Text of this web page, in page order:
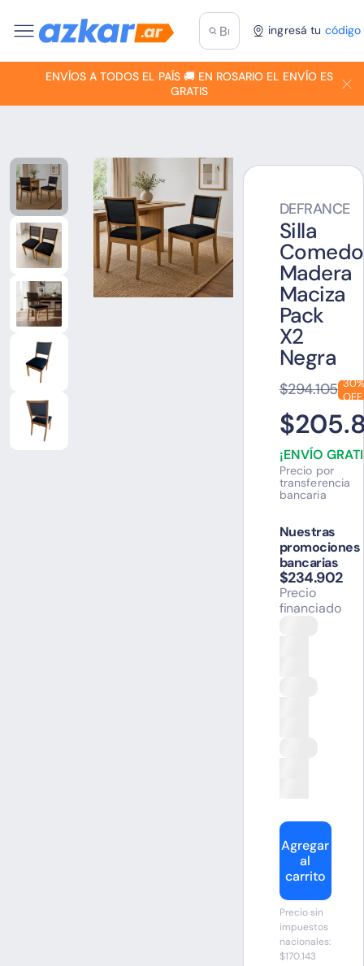
ingresá tu
ENVÍOS A TODOS EL PAÍS 🚚 EN ROSARIO EL ENVÍO ES
GRATIS
DEFRANCE
Silla
Madera
Maciza
Pack
X2
Negra
$294.105 OFF
¡ENVÍO
Precio por
transferencia
bancaria
Nuestras
promociones
bancarias
$234.902
Precio
financiado
Agregar
al
carrito
Precio sin
impuestos
nacionales:
$170.143